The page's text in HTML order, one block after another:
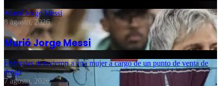
Murió Jorge Messi
8 agosto, 2026
Murió Jorge Messi
Federales detuvieron a una mujer a cargo de un punto de venta de
droga
7 agosto, 2026